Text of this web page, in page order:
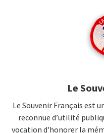
Le
Le Souvenir Français est
reconnue d’utilité
vocation d'honorer la